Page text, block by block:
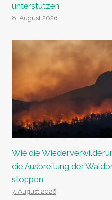
unterstützen
8. August 2026
Wie die
die Ausbreitung der
stoppen
7. August 2026